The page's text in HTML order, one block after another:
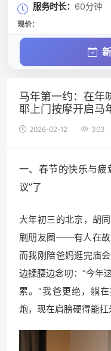
服务时长： 60分钟
现价：
马年第一约：在年
耶上门按摩开启马
2026-02-12 303
一、春节的快乐与疲
议”了
大年初三的北京，胡
刷朋友圈——有人在故
而我刚陪爸妈逛完庙
边揉腰边念叨：“今年
累。”我爸更绝，躺
炮，现在肩膀硬得能扛